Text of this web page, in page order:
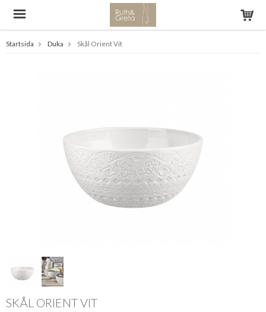
Startsida Duka Skål Orient Vit
SKÅL ORIENT VIT